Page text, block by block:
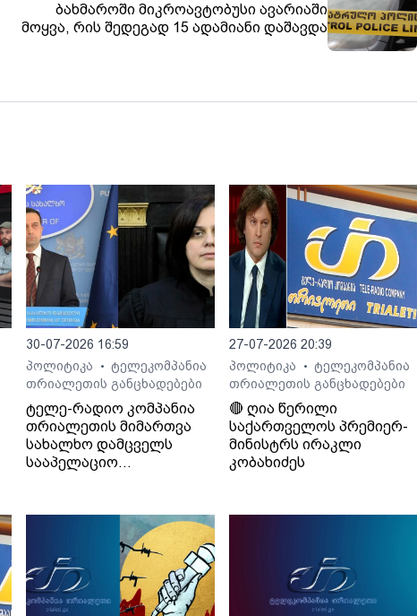
ბახმაროში მიკროავტობუსი ავარიაში
მოყვა, რის შედეგად 15 ადამიანი დაშავდა
30-07-2026 16:59
პოლიტიკა
• ტელეკომპანია
თრიალეთის განცხადებები
ტელე-რადიო კომპანია
თრიალეთის მიმართვა
სახალხო დამცველს
სააპელაციო
შესახებ
27-07-2026 20:39
პოლიტიკა
• ტელეკომპანია
თრიალეთის განცხადებები
🔴 ღია წერილი
საქართველოს პრემიერ-
მინისტრს ირაკლი
კობახიძეს